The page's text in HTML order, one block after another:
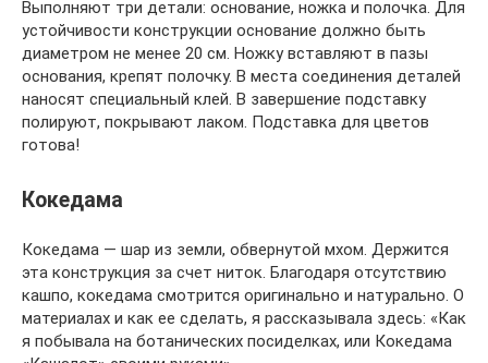
Выполняют три детали: основание, ножка и полочка. Для
устойчивости конструкции основание должно быть
диаметром не менее 20 см. Ножку вставляют в пазы
основания, крепят полочку. В места соединения деталей
наносят специальный клей. В завершение подставку
полируют, покрывают лаком. Подставка для цветов
готова!
Кокедама
Кокедама — шар из земли, обвернутой мхом. Держится
эта конструкция за счет ниток. Благодаря отсутствию
кашпо, кокедама смотрится оригинально и натурально. О
материалах и как ее сделать, я рассказывала здесь: «Как
я побывала на ботанических посиделках, или Кокедама